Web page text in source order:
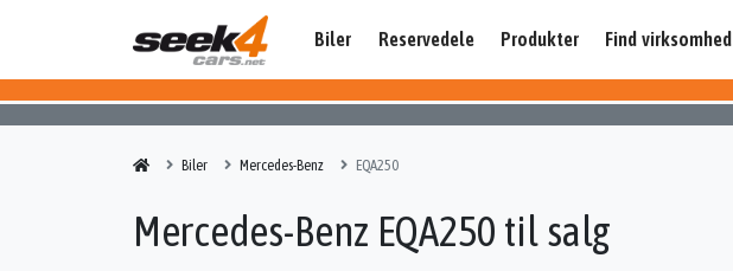
Biler Reservedele Produkter Find virksomhed
Biler Mercedes-Benz EQA250
Mercedes-Benz EQA250 til salg